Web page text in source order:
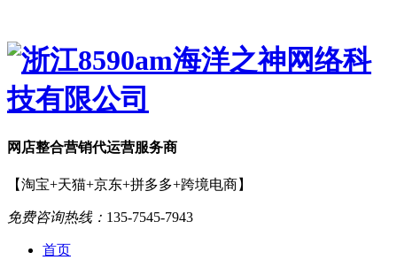
网店整合营销代运营服务商
【淘宝+天猫+京东+拼多多+跨境电商】
免费咨询热线： 135-7545-7943
首页